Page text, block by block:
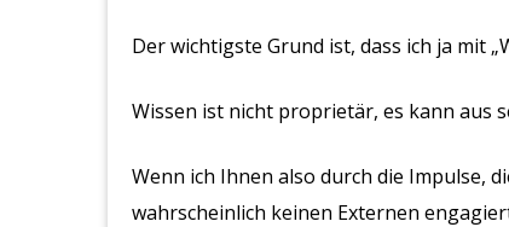
Der wichtigste Grund ist, dass ich ja mit
Wissen ist nicht proprietär, es kann aus
Wenn ich Ihnen also durch die Impulse,
wahrscheinlich keinen Externen